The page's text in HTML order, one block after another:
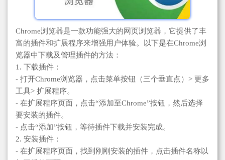
Chrome浏览器是一款功能强大的网页浏览器，它提供了丰
富的插件和扩展程序来增强用户体验。以下是在Chrome浏
览器中下载及管理插件的方法：
1. 下载插件：
- 打开Chrome浏览器，点击菜单按钮（三个垂直点）> 更多
工具> 扩展程序。
- 在扩展程序页面，点击“添加至Chrome”按钮，然后选择
要安装的插件。
- 点击“添加”按钮，等待插件下载并安装完成。
2. 安装插件：
- 在扩展程序页面，找到刚刚安装的插件，点击插件名称以